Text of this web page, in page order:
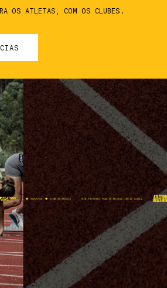
OS ATLETAS, COM OS CLUBES.